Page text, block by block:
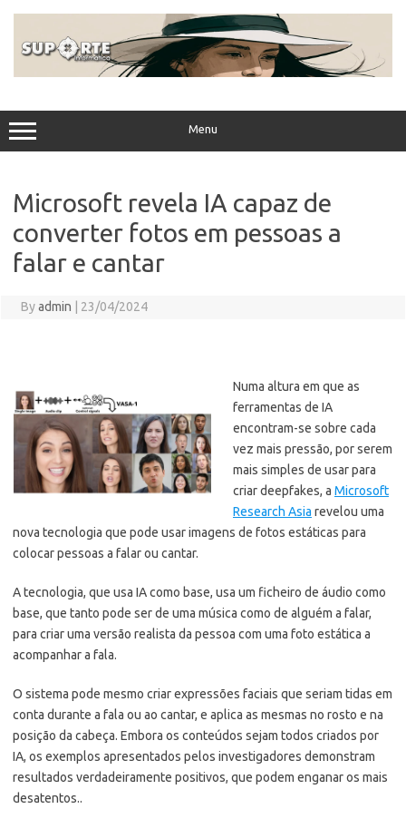
Menu
Microsoft revela IA capaz de
converter fotos em pessoas a
falar e cantar
Byadmin 23/04/2024
Numa altura em que as
ferramentas de IA
encontram-se sobre cada
vez mais pressão, por serem
mais simples de usar para
criar deepfakes, a Microsoft
Research Asia revelou uma
nova tecnologia que pode usar imagens de fotos estáticas para
colocar pessoas a falar ou cantar.
A tecnologia, que usa IA como base, usa um ficheiro de áudio como
base, que tanto pode ser de uma música como de alguém a falar,
para criar uma versão realista da pessoa com uma foto estática a
acompanhar a fala.
O sistema pode mesmo criar expressões faciais que seriam tidas em
conta durante a fala ou ao cantar, e aplica as mesmas no rosto e na
posição da cabeça. Embora os conteúdos sejam todos criados por
IA, os exemplos apresentados pelos investigadores demonstram
resultados verdadeiramente positivos, que podem enganar os mais
desatentos..